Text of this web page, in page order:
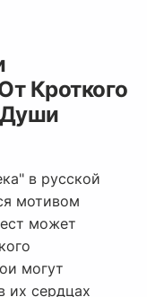
Кроткого
Души
в русской
мотивом
может
могут
их сердцах